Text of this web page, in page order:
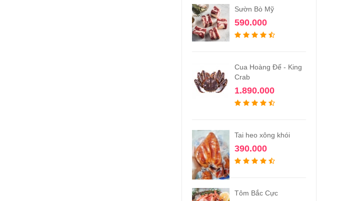
Sườn Bò Mỹ
590.000
Cua Hoàng Đế - King
Crab
1.890.000
Tai heo xông khói
390.000
Tôm Bắc Cực